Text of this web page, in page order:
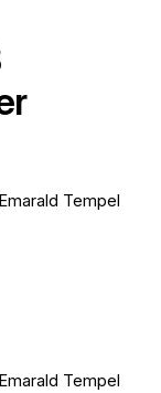
Tempel
Tempel